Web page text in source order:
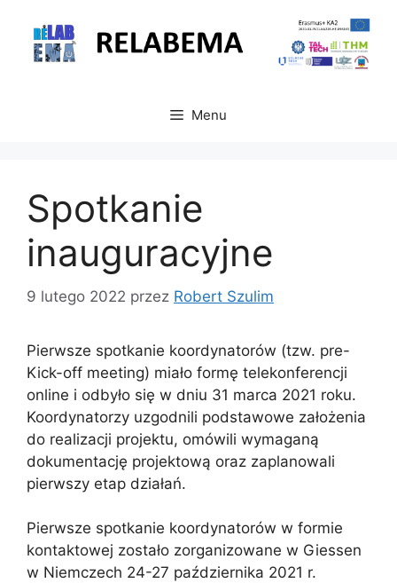
treści
Menu
Spotkanie
inauguracyjne
9 lutego 2022 przez Robert Szulim
Pierwsze spotkanie koordynatorów (tzw. pre-
Kick-off meeting) miało formę telekonferencji
online i odbyło się w dniu 31 marca 2021 roku.
Koordynatorzy uzgodnili podstawowe założenia
do realizacji projektu, omówili wymaganą
dokumentację projektową oraz zaplanowali
pierwszy etap działań.
Pierwsze spotkanie koordynatorów w formie
kontaktowej zostało zorganizowane w Giessen
w Niemczech 24-27 października 2021 r.